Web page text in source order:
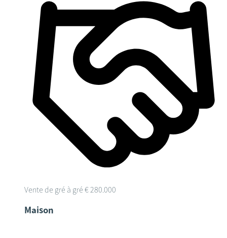
Vente de gré à gré € 280.000
Maison